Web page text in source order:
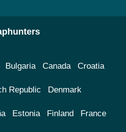
Bulgaria Canada Croatia
Republic Denmark
Estonia Finland France